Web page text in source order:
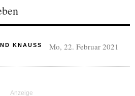
KNAUSS Mo, 22. Februar 2021